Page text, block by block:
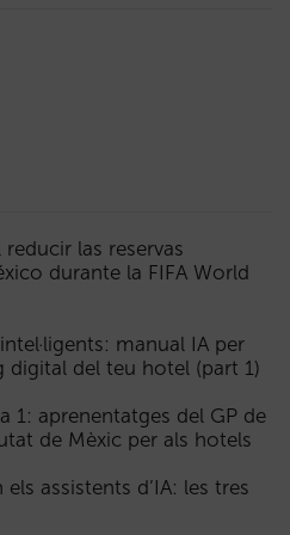
reducir las reservas
durante la FIFA World
manual IA per
digital del teu hotel (part 1)
1: aprenentatges del GP de
de Mèxic per als hotels
assistents d’IA: les tres